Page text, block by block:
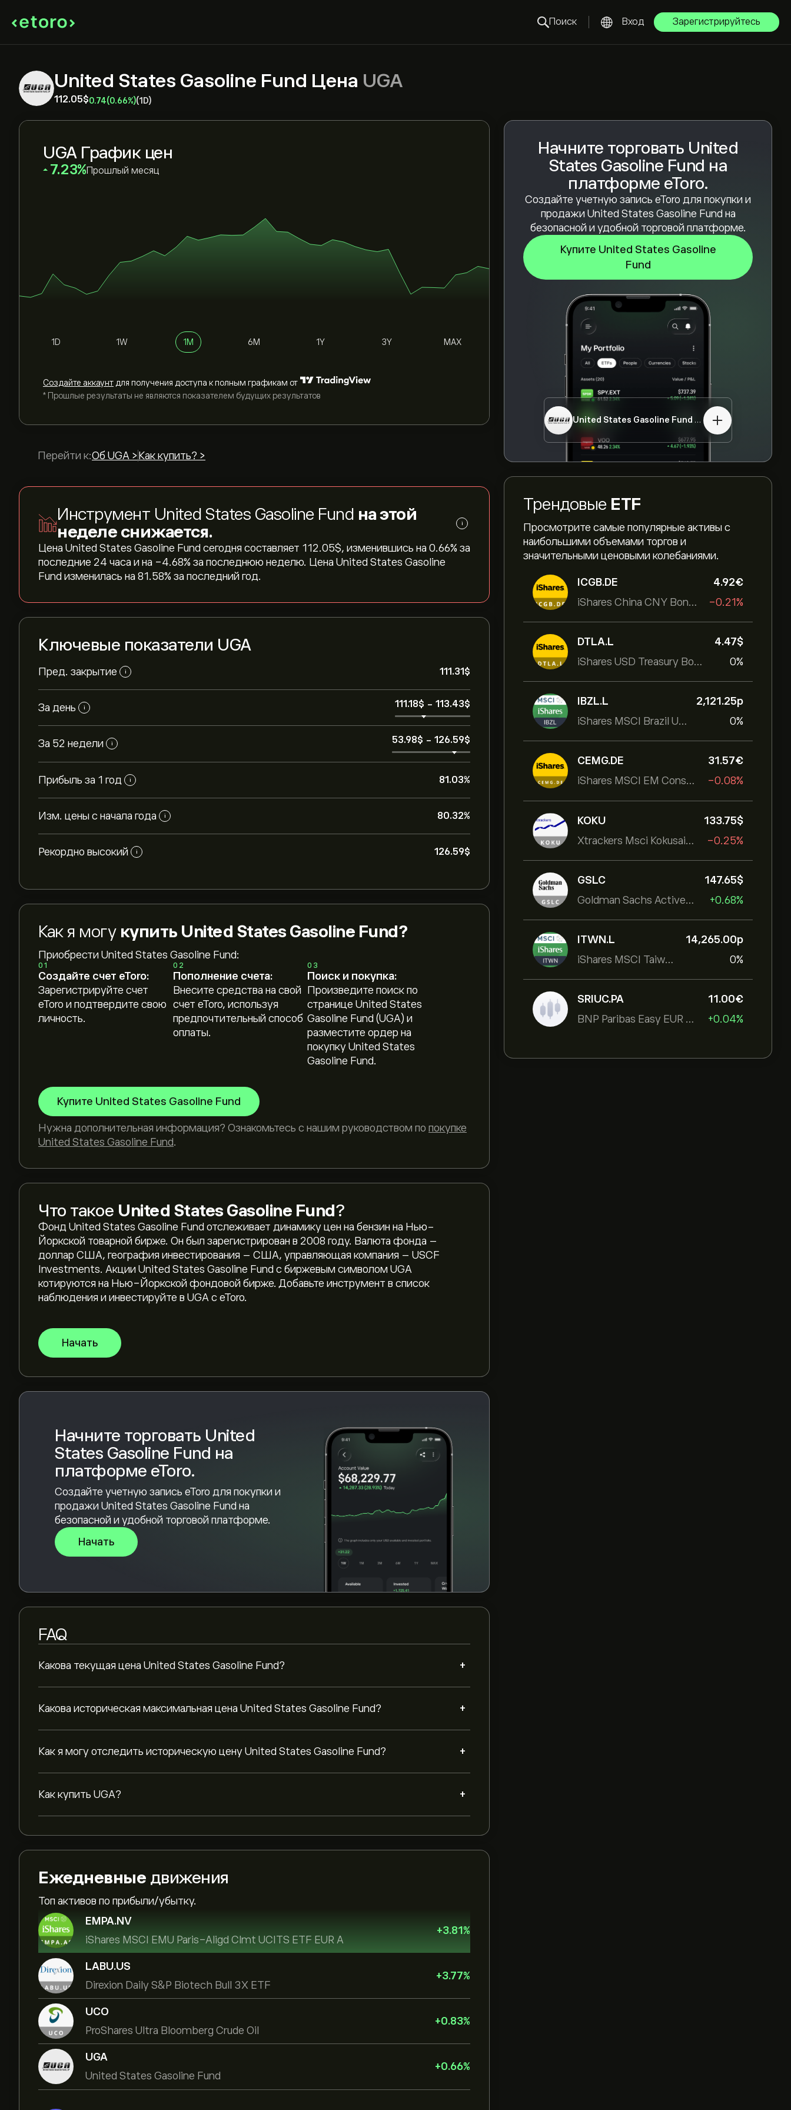
Поиск Вход Зарегистрируйтесь
United States Gasoline Fund Цена UGA
112.05‎$‎0.74(0.66%)(1D)
Начните торговать United
States Gasoline Fund на
платформе eToro.
Создайте учетную запись eToro для покупки и
продажи United States Gasoline Fund на
безопасной и удобной торговой платформе.
Купите United States Gasoline
Fund
United States Gasoline Fund UGA
Трендовые ETF
Просмотрите самые популярные активы с
наибольшими объемами торгов и
значительными ценовыми колебаниями.
ICGB.DE
iShares China CNY Bond UCITS ETF
4.92‎€‎
-0.21%
DTLA.L
iShares USD Treasury Bond 20+yr UCITS ETF
4.47‎$‎
0%
IBZL.L
iShares MSCI Brazil UCITS ETF (Dist)
2,121.25‎p‎
0%
CEMG.DE
iShares MSCI EM Consumer Growth UCITS ETF
31.57‎€‎
-0.08%
KOKU
Xtrackers Msci Kokusai Eqty
133.75‎$‎
-0.25%
GSLC
Goldman Sachs ActiveBeta U.S. Large Cap Equity ETF
147.65‎$‎
+0.68%
ITWN.L
iShares MSCI Taiwan UCITS ETF
14,265.00‎p‎
0%
SRIUC.PA
BNP Paribas Easy EUR Corp Bond SRI Fossil Free Ult
11.00‎€‎
+0.04%
UGA График цен
‎7.23‎ Прошлый месяц
1D 1W 1M 6M 1Y 3Y MAX
Cоздайте аккаунт для получения доступа к полным графикам от
* Прошлые результаты не являются показателем будущих результатов
Перейти к:Об UGA > Как купить? >
Инструмент United States Gasoline Fund на этой
неделе снижается.
i
Цена United States Gasoline Fund сегодня составляет 112.05‎$‎, изменившись на ‎0.66‎% за
последние 24 часа и на ‎-4.68‎% за последнюю неделю. Цена United States Gasoline
Fund изменилась на ‎81.58‎% за последний год.
Ключевые показатели UGA
Пред. закрытие i 111.31‎$‎
За день i 111.18‎$‎ - 113.43‎$‎
За 52 недели i 53.98‎$‎ - 126.59‎$‎
Прибыль за 1 год i 81.03%
Изм. цены с начала года i 80.32%
Рекордно высокий i 126.59‎$‎
Как я могу купить United States Gasoline Fund?
Приобрести United States Gasoline Fund:
01
Создайте счет eToro:
Зарегистрируйте счет
eToro и подтвердите свою
личность.
02
Пополнение счета:
Внесите средства на свой
счет eToro, используя
предпочтительный способ
оплаты.
03
Поиск и покупка:
Произведите поиск по
странице United States
Gasoline Fund (UGA) и
разместите ордер на
покупку United States
Gasoline Fund.
Купите United States Gasoline Fund
Нужна дополнительная информация? Ознакомьтесь с нашим руководством по покупке
United States Gasoline Fund.
Что такое United States Gasoline Fund?
Фонд United States Gasoline Fund отслеживает динамику цен на бензин на Нью-
Йоркской товарной бирже. Он был зарегистрирован в 2008 году. Валюта фонда –
доллар США, география инвестирования – США, управляющая компания – USCF
Investments. Акции United States Gasoline Fund с биржевым символом UGA
котируются на Нью-Йоркской фондовой бирже. Добавьте инструмент в список
наблюдения и инвестируйте в UGA с eToro.
Начать
Начните торговать United
States Gasoline Fund на
платформе eToro.
Создайте учетную запись eToro для покупки и
продажи United States Gasoline Fund на
безопасной и удобной торговой платформе.
Начать
FAQ
Какова текущая цена United States Gasoline Fund? +
Текущая цена UGA — это 112.05‎$‎ долларов США
Какова историческая максимальная цена United States Gasoline Fund? +
Исторический максимум United States Gasoline Fund — 126.59‎$‎ долларов США
Как я могу отследить историческую цену United States Gasoline Fund? +
Выберите временной промежуток «1D» или «1W» на графике eToro и уменьшите
масштаб, чтобы увидеть исторические движения цены United States Gasoline Fund.
Как купить UGA? +
Чтобы купить UGA, перейдите в инструмент "United States Gasoline Fund (UGA)" на
веб-сайте eToro. После того, как вы создали счет и внесли средства, нажмите кнопку
«Торговля» и решите, сколько United States Gasoline Fund вы хотели бы приобрести. Вы
также можете разместить ордер для покупки UGA по определенной цене в будущем.
Ежедневные движения
Топ активов по прибыли/убытку.
EMPA.NV
iShares MSCI EMU Paris-Aligd Clmt UCITS ETF EUR A
+3.81 %
LABU.US
Direxion Daily S&P Biotech Bull 3X ETF
+3.77%
UCO
ProShares Ultra Bloomberg Crude Oil
+0.83%
UGA
United States Gasoline Fund
+0.66%